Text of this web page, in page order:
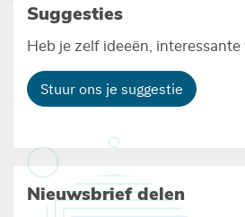
Suggesties
Heb je zelf ideeën, interessante
Stuur ons je suggestie
Nieuwsbrief delen